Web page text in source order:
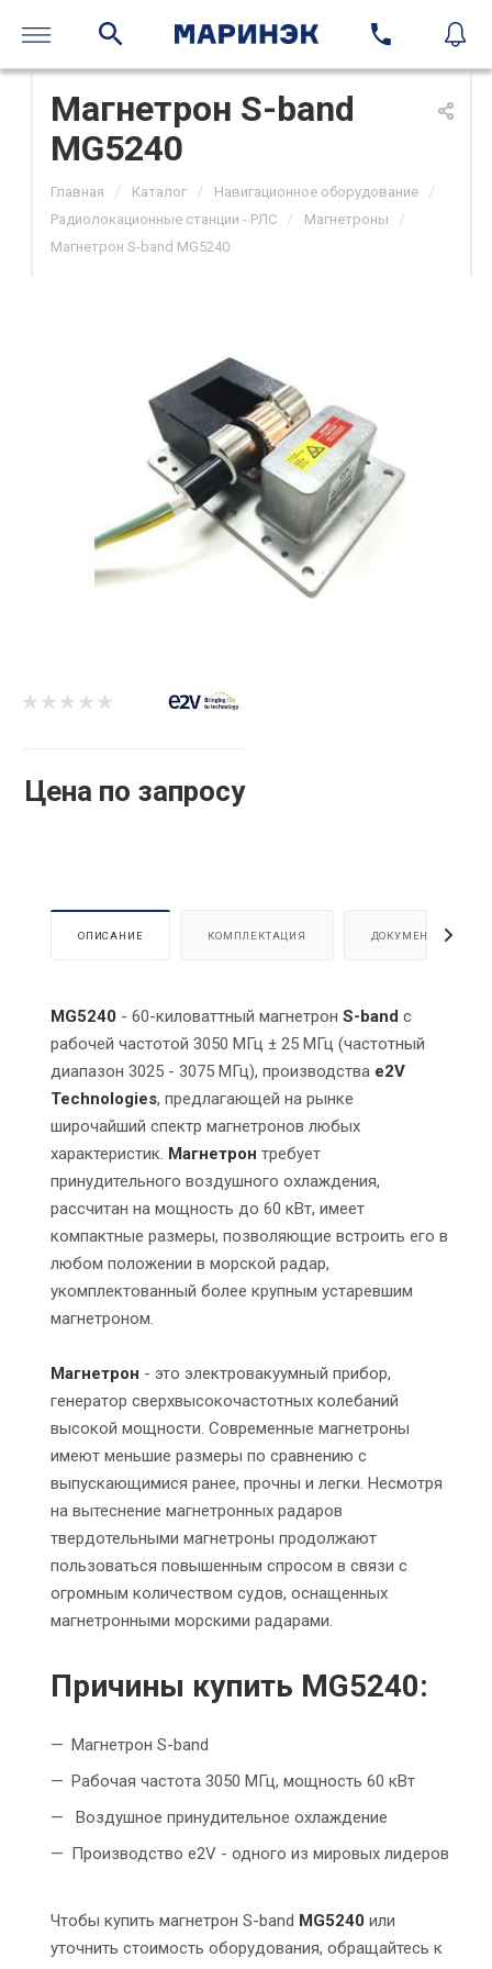
Магнетрон S-band
MG5240
Главная / Каталог / Навигационное оборудование /
Радиолокационные станции - РЛС / Магнетроны /
Магнетрон S-band MG5240
Цена по запросу
ОПИСАНИЕ КОМПЛЕКТАЦИЯ ДОКУМЕНТЫ
MG5240 - 60-киловаттный магнетрон S-band с
рабочей частотой 3050 МГц ± 25 МГц (частотный
диапазон 3025 - 3075 МГц), производства e2V
Technologies, предлагающей на рынке
широчайший спектр магнетронов любых
характеристик. Магнетрон требует
принудительного воздушного охлаждения,
рассчитан на мощность до 60 кВт, имеет
компактные размеры, позволяющие встроить его в
любом положении в морской радар,
укомплектованный более крупным устаревшим
магнетроном.
Магнетрон - это электровакуумный прибор,
генератор сверхвысокочастотных колебаний
высокой мощности. Современные магнетроны
имеют меньшие размеры по сравнению с
выпускающимися ранее, прочны и легки. Несмотря
на вытеснение магнетронных радаров
твердотельными магнетроны продолжают
пользоваться повышенным спросом в связи с
огромным количеством судов, оснащенных
магнетронными морскими радарами.
Причины купить MG5240:
Магнетрон S-band
Рабочая частота 3050 МГц, мощность 60 кВт
Воздушное принудительное охлаждение
Производство e2V - одного из мировых лидеров
Чтобы купить магнетрон S-band MG5240 или
уточнить стоимость оборудования, обращайтесь к